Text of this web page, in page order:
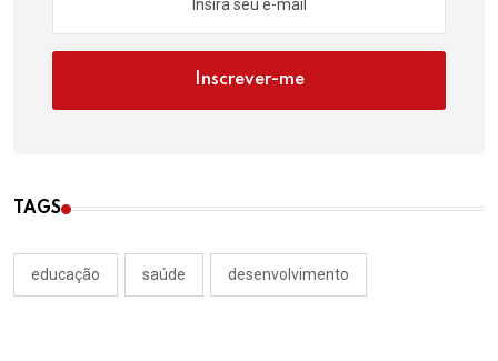
Inscrever-me
TAGS
educação saúde desenvolvimento